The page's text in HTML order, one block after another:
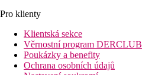
Pro klienty
Klientská sekce
Věrnostní program DERCLUB
Poukázky a benefity
Ochrana osobních údajů